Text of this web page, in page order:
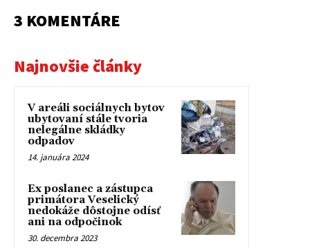
3 KOMENTÁRE
Najnovšie články
V areáli sociálnych bytov
ubytovaní stále tvoria
nelegálne skládky
odpadov
14. januára 2024
Ex poslanec a zástupca
primátora Veselický
nedokáže dôstojne odísť
ani na odpočinok
30. decembra 2023